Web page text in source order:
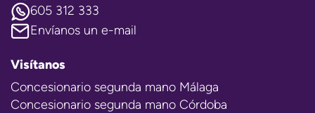
605 312 333
Envíanos un e-mail
Visítanos
Concesionario segunda mano Málaga
Concesionario segunda mano Córdoba